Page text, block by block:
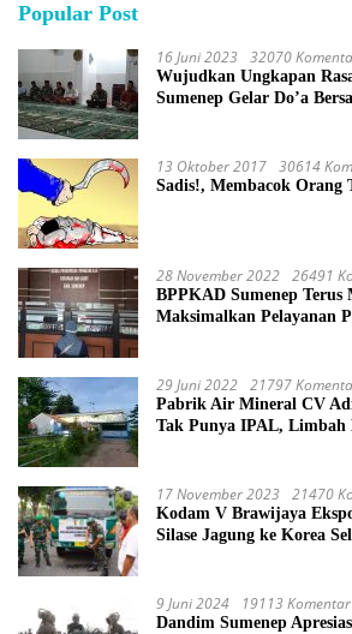
Popular Post
16 Juni 2023 32070
Wujudkan Ungkapan
Sumenep Gelar Do’a
13 Oktober 2017 30614
Sadis!, Membacok Orang
28 November 2022 26491
BPPKAD Sumenep Terus
Maksimalkan Pelayanan
29 Juni 2022 21797
Pabrik Air Mineral CV
Tak Punya IPAL, Limbah
17 November 2023 21470
Kodam V Brawijaya
Silase Jagung ke Korea
9 Juni 2024 19113 Komentar
Dandim Sumenep